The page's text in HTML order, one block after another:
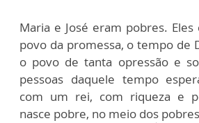
Maria e José eram pobres.
povo da promessa, o tempo de
o povo de tanta opressão e
pessoas daquele tempo
com um rei, com riqueza e
nasce pobre, no meio dos